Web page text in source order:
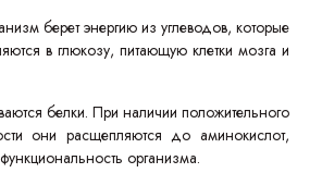
берет энергию из углеводов, которые
в глюкозу, питающую клетки мозга и
белки. При наличии положительного
они расщепляются до аминокислот,
организма.